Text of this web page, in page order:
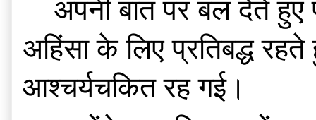
अहिंसा के लिए प्रतिबद्ध
आश्चर्यचकित रह गई।